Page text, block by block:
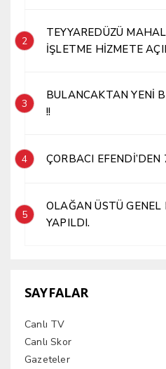
2
TEYYAREDÜZÜ
İŞLETME HİZMETE
3
BULANCAKTAN YENİ
!!
4 ÇORBACI
5
OLAĞAN ÜSTÜ
YAPILDI.
SAYFALAR
Canlı TV
Canlı Skor
Gazeteler